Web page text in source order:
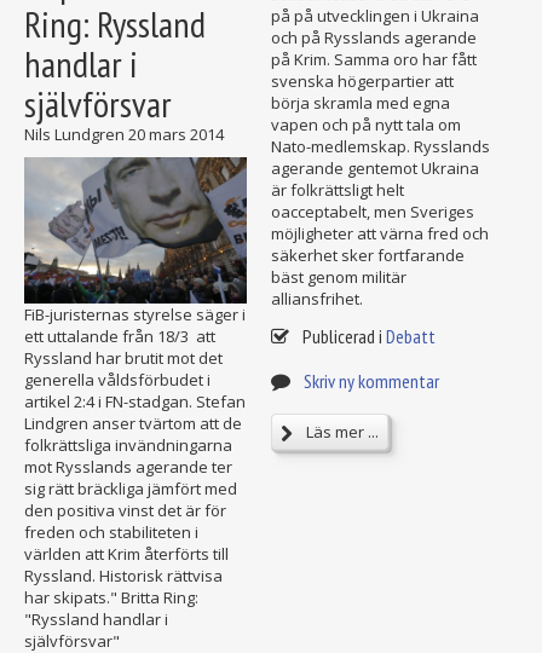
Ring: Ryssland
handlar i
självförsvar
Nils Lundgren 20 mars 2014
FiB-juristernas styrelse säger i
ett uttalande från 18/3 att
Ryssland har brutit mot det
generella våldsförbudet i
artikel 2:4 i FN-stadgan. Stefan
Lindgren anser tvärtom att de
folkrättsliga invändningarna
mot Rysslands agerande ter
sig rätt bräckliga jämfört med
den positiva vinst det är för
freden och stabiliteten i
världen att Krim återförts till
Ryssland. Historisk rättvisa
har skipats." Britta Ring:
"Ryssland handlar i
självförsvar"
på på utvecklingen i Ukraina
och på Rysslands agerande
på Krim. Samma oro har fått
svenska högerpartier att
börja skramla med egna
vapen och på nytt tala om
Nato-medlemskap. Rysslands
agerande gentemot Ukraina
är folkrättsligt helt
oacceptabelt, men Sveriges
möjligheter att värna fred och
säkerhet sker fortfarande
bäst genom militär
alliansfrihet.
Publicerad i Debatt
Skriv ny kommentar
Läs mer ...